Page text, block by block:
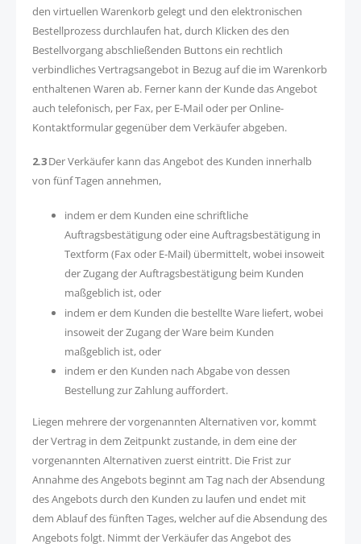
den virtuellen Warenkorb gelegt und den elektronischen
Bestellprozess durchlaufen hat, durch Klicken des den
Bestellvorgang abschließenden Buttons ein rechtlich
verbindliches Vertragsangebot in Bezug auf die im Warenkorb
enthaltenen Waren ab. Ferner kann der Kunde das Angebot
auch telefonisch, per Fax, per E-Mail oder per Online-
Kontaktformular gegenüber dem Verkäufer abgeben.
2.3Der Verkäufer kann das Angebot des Kunden innerhalb
von fünf Tagen annehmen,
indem er dem Kunden eine schriftliche
Auftragsbestätigung oder eine Auftragsbestätigung in
Textform (Fax oder E-Mail) übermittelt, wobei insoweit
der Zugang der Auftragsbestätigung beim Kunden
maßgeblich ist, oder
indem er dem Kunden die bestellte Ware liefert, wobei
insoweit der Zugang der Ware beim Kunden
maßgeblich ist, oder
indem er den Kunden nach Abgabe von dessen
Bestellung zur Zahlung auffordert.
Liegen mehrere der vorgenannten Alternativen vor, kommt
der Vertrag in dem Zeitpunkt zustande, in dem eine der
vorgenannten Alternativen zuerst eintritt. Die Frist zur
Annahme des Angebots beginnt am Tag nach der Absendung
des Angebots durch den Kunden zu laufen und endet mit
dem Ablauf des fünften Tages, welcher auf die Absendung des
Angebots folgt. Nimmt der Verkäufer das Angebot des